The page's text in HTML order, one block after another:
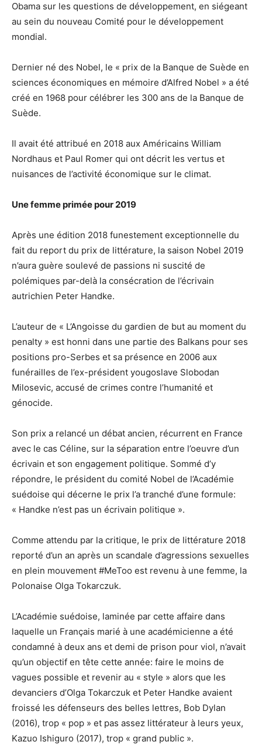
Obama sur les questions de développement, en siégeant
au sein du nouveau Comité pour le développement
mondial.
Dernier né des Nobel, le « prix de la Banque de Suède en
sciences économiques en mémoire d’Alfred Nobel » a été
créé en 1968 pour célébrer les 300 ans de la Banque de
Suède.
Il avait été attribué en 2018 aux Américains William
Nordhaus et Paul Romer qui ont décrit les vertus et
nuisances de l’activité économique sur le climat.
Une femme primée pour 2019
Après une édition 2018 funestement exceptionnelle du
fait du report du prix de littérature, la saison Nobel 2019
n’aura guère soulevé de passions ni suscité de
polémiques par-delà la consécration de l’écrivain
autrichien Peter Handke.
L’auteur de « L’Angoisse du gardien de but au moment du
penalty » est honni dans une partie des Balkans pour ses
positions pro-Serbes et sa présence en 2006 aux
funérailles de l’ex-président yougoslave Slobodan
Milosevic, accusé de crimes contre l’humanité et
génocide.
Son prix a relancé un débat ancien, récurrent en France
avec le cas Céline, sur la séparation entre l’oeuvre d’un
écrivain et son engagement politique. Sommé d’y
répondre, le président du comité Nobel de l’Académie
suédoise qui décerne le prix l’a tranché d’une formule:
« Handke n’est pas un écrivain politique ».
Comme attendu par la critique, le prix de littérature 2018
reporté d’un an après un scandale d’agressions sexuelles
en plein mouvement #MeToo est revenu à une femme, la
Polonaise Olga Tokarczuk.
L’Académie suédoise, laminée par cette affaire dans
laquelle un Français marié à une académicienne a été
condamné à deux ans et demi de prison pour viol, n’avait
qu’un objectif en tête cette année: faire le moins de
vagues possible et revenir au « style » alors que les
devanciers d’Olga Tokarczuk et Peter Handke avaient
froissé les défenseurs des belles lettres, Bob Dylan
(2016), trop « pop » et pas assez littérateur à leurs yeux,
Kazuo Ishiguro (2017), trop « grand public ».